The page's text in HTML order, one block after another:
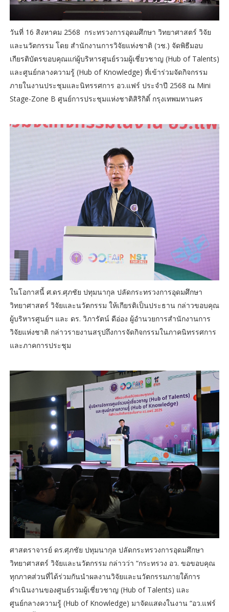
วันที่ 16 สิงหาคม 2568 กระทรวงการอุดมศึกษา วิทยาศาสตร์ วิจัย
และนวัตกรรม โดย สำนักงานการวิจัยแห่งชาติ (วช.) จัดพิธีมอบ
เกียรติบัตรขอบคุณแก่ผู้บริหารศูนย์รวมผู้เชี่ยวชาญ (Hub of Talents)
และศูนย์กลางความรู้ (Hub of Knowledge) ที่เข้าร่วมจัดกิจกรรม
ภายในงานประชุมและนิทรรศการ อว.แฟร์ ประจำปี 2568 ณ Mini
Stage-Zone B ศูนย์การประชุมแห่งชาติสิริกิติ์ กรุงเทพมหานคร
ในโอกาสนี้ ศ.ดร.ศุภชัย ปทุมนากุล ปลัดกระทรวงการอุดมศึกษา
วิทยาศาสตร์ วิจัยและนวัตกรรม ให้เกียรติเป็นประธาน กล่าวขอบคุณ
ผู้บริหารศูนย์ฯ และ ดร. วิภารัตน์ ดีอ่อง ผู้อำนวยการสำนักงานการ
วิจัยแห่งชาติ กล่าวรายงานสรุปถึงการจัดกิจกรรมในภาคนิทรรศการ
และภาคการประชุม
ศาสตราจารย์ ดร.ศุภชัย ปทุมนากุล ปลัดกระทรวงการอุดมศึกษา
วิทยาศาสตร์ วิจัยและนวัตกรรม กล่าวว่า “กระทรวง อว. ขอขอบคุณ
ทุกภาคส่วนที่ได้ร่วมกันนำผลงานวิจัยและนวัตกรรมภายใต้การ
ดำเนินงานของศูนย์รวมผู้เชี่ยวชาญ (Hub of Talents) และ
ศูนย์กลางความรู้ (Hub of Knowledge) มาจัดแสดงในงาน “อว.แฟร์